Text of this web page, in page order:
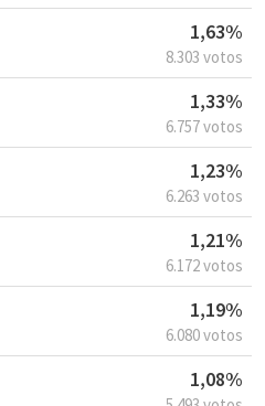
1,63%
8.303 votos
1,33%
6.757 votos
1,23%
6.263 votos
1,21%
6.172 votos
1,19%
6.080 votos
1,08%